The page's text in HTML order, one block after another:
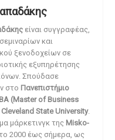
είναι συγγραφέας,
και
ξενοδοχείων σε
εξυπηρέτησης
Σπούδασε
στο Πανεπιστήμιο
(Master of Business
Cleveland State University.
μάρκετινγκ της Misko-
2000 έως σήμερα, ως